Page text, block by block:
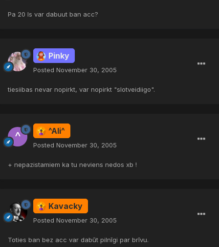
Pa 20 ls var dabuut ban acc?
Pinky
Posted November 30, 2005
tiesiibas nevar nopirkt, var nopirkt "slotveidiigo".
^Ali^
Posted November 30, 2005
+ nepazistamiem ka tu neviens nedos xb !
Kavacky
Posted November 30, 2005
Toties ban bez acc var dabūt pilnīgi par brīvu.